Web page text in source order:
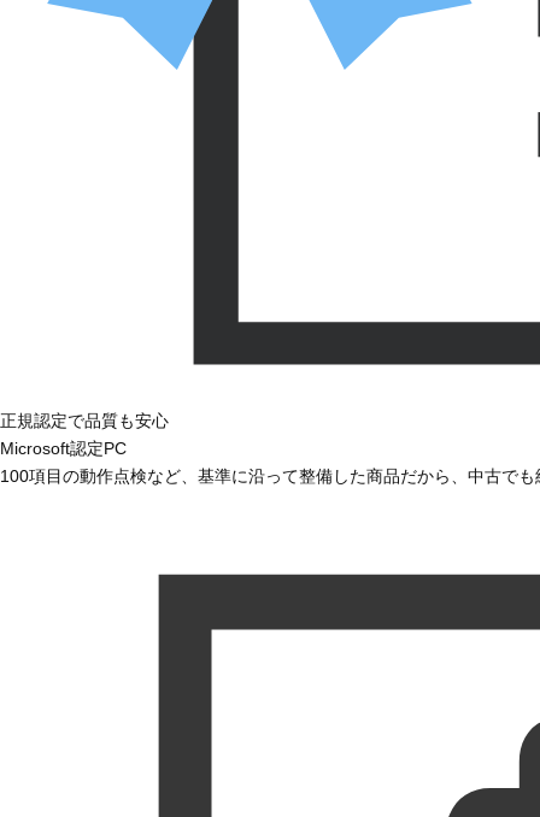
正規認定で品質も安心
Microsoft認定PC
100項目の動作点検など、基準に沿って整備した商品だから、中古で